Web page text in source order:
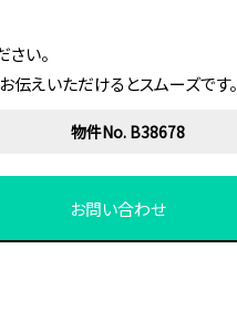
い。
伝えいただけるとスムーズです。
物件No. B38678
お問い合わせ